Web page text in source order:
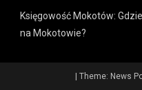
Księgowość Mokotów:
na Mokotowie?
Theme: News